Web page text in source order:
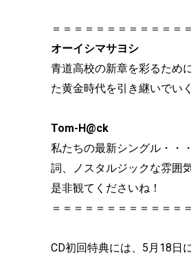
＝＝＝＝＝＝＝＝＝＝＝＝
オーイシマサヨシ
青道高校の新章を彩るため
た黄金時代を引き継いでい
Tom-H@ck
私たちの最新シングル・・
詞、ノスタルジックな雰囲
是非観てくださいね！
＝＝＝＝＝＝＝＝＝＝＝＝
CD初回特典には、5月18日